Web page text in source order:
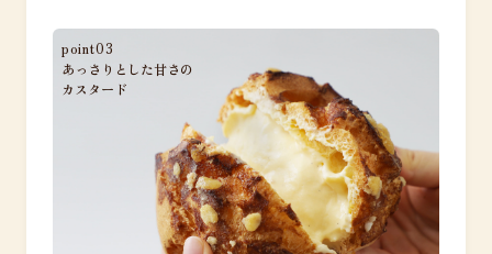
point03
あっさりとした甘さの
カスタード